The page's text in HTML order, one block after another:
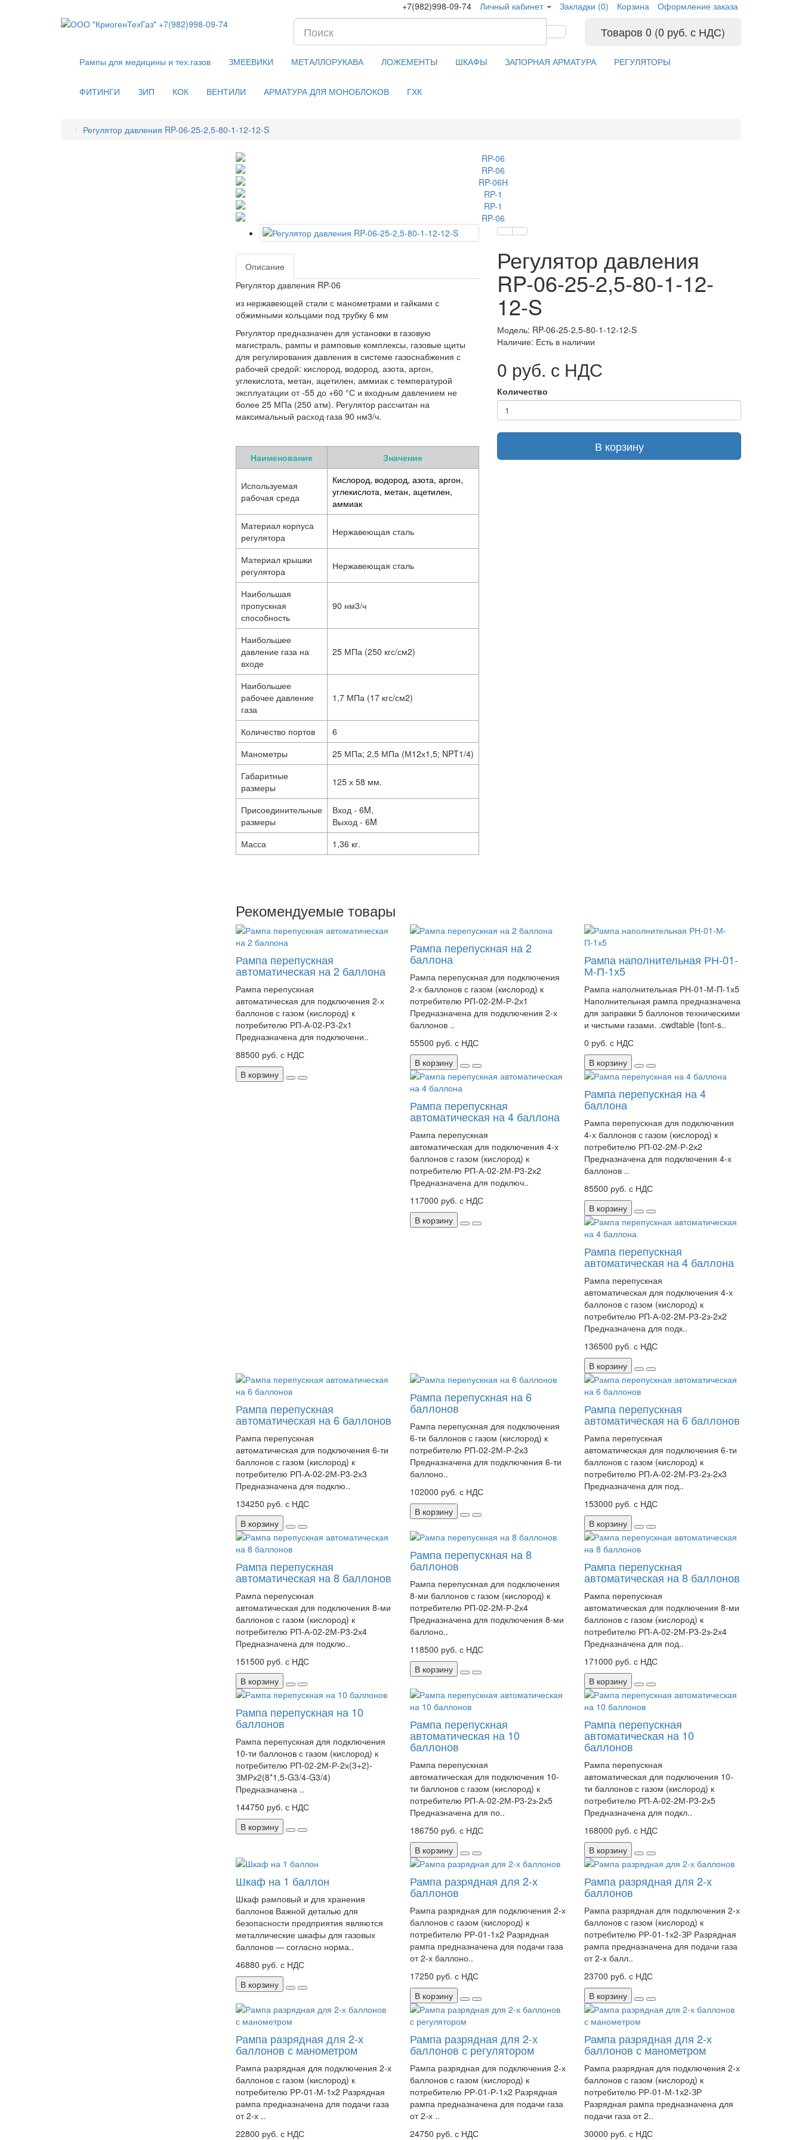
+7(982)998-09-74 Личный кабинет Закладки (0) Корзина Оформление заказа
Товаров 0 (0 руб. с НДС)
Рампы для медицины и тех.газов ЗМЕЕВИКИ МЕТАЛЛОРУКАВА ЛОЖЕМЕНТЫ ШКАФЫ ЗАПОРНАЯ АРМАТУРА РЕГУЛЯТОРЫ
ФИТИНГИ ЗИП КОК ВЕНТИЛИ АРМАТУРА ДЛЯ МОНОБЛОКОВ ГХК
Регулятор давления RP-06-25-2,5-80-1-12-12-S
Описание
Регулятор давления RP-06
из нержавеющей стали с манометрами и гайками с
обжимными кольцами под трубку 6 мм
Регулятор предназначен для установки в газовую
магистраль, рампы и рамповые комплексы, газовые щиты
для регулирования давления в системе газоснабжения с
рабочей средой: кислород, водород, азота, аргон,
углекислота, метан, ацетилен, аммиак с температурой
эксплуатации от -55 до +60 °С и входным давлением не
более 25 МПа (250 атм). Регулятор рассчитан на
максимальный расход газа 90 нм3/ч.
Наименование Значение
Используемая
рабочая среда
Кислород, водород, азота, аргон,
углекислота, метан, ацетилен,
аммиак
Материал корпуса
регулятора
Нержавеющая сталь
Материал крышки
регулятора
Нержавеющая сталь
Наибольшая
пропускная
способность
90 нм3/ч
Наибольшее
давление газа на
входе
25 МПа (250 кгс/см2)
Наибольшее
рабочее давление
газа
1,7 МПа (17 кгс/см2)
Количество портов
6
Манометры
25 МПа; 2,5 МПа (М12х1,5; NPT1/4)
Габаритные
размеры
125 х 58 мм.
Присоединительные
размеры
Вход - 6M,
Выход - 6M
Масса
1,36 кг.
Регулятор давления
RP-06-25-2,5-80-1-12-
12-S
Модель: RP-06-25-2,5-80-1-12-12-S
Наличие: Есть в наличии
0 руб. с НДС
Количество
В корзину
Рекомендуемые товары
Рампа перепускная
автоматическая на 2 баллона
Рампа перепускная
автоматическая для подключения 2-х
баллонов с газом (кислород) к
потребителю РП-А-02-Р3-2х1
Предназначена для подключени..
88500 руб. с НДС
В корзину
Рампа перепускная на 2
баллона
Рампа перепускная для подключения
2-х баллонов с газом (кислород) к
потребителю РП-02-2М-Р-2х1
Предназначена для подключения 2-х
баллонов ..
55500 руб. с НДС
В корзину
Рампа наполнительная РН-01-
М-П-1х5
Рампа наполнительная РН-01-М-П-1х5
Наполнительная рампа предназначена
для заправки 5 баллонов техническими
и чистыми газами. .cwdtable {font-s..
0 руб. с НДС
В корзину
Рампа перепускная
автоматическая на 4 баллона
Рампа перепускная
автоматическая для подключения 4-х
баллонов с газом (кислород) к
потребителю РП-А-02-2М-Р3-2х2
Предназначена для подключ..
117000 руб. с НДС
В корзину
Рампа перепускная на 4
баллона
Рампа перепускная для подключения
4-х баллонов с газом (кислород) к
потребителю РП-02-2М-Р-2х2
Предназначена для подключения 4-х
баллонов ..
85500 руб. с НДС
В корзину
Рампа перепускная
автоматическая на 4 баллона
Рампа перепускная
автоматическая для подключения 4-х
баллонов с газом (кислород) к
потребителю РП-А-02-2М-Р3-2з-2х2
Предназначена для подк..
136500 руб. с НДС
В корзину
Рампа перепускная
автоматическая на 6 баллонов
Рампа перепускная
автоматическая для подключения 6-ти
баллонов с газом (кислород) к
потребителю РП-А-02-2М-Р3-2х3
Предназначена для подклю..
134250 руб. с НДС
В корзину
Рампа перепускная на 6
баллонов
Рампа перепускная для подключения
6-ти баллонов с газом (кислород) к
потребителю РП-02-2М-Р-2х3
Предназначена для подключения 6-ти
баллоно..
102000 руб. с НДС
В корзину
Рампа перепускная
автоматическая на 6 баллонов
Рампа перепускная
автоматическая для подключения 6-ти
баллонов с газом (кислород) к
потребителю РП-А-02-2М-Р3-2з-2х3
Предназначена для под..
153000 руб. с НДС
В корзину
Рампа перепускная
автоматическая на 8 баллонов
Рампа перепускная
автоматическая для подключения 8-ми
баллонов с газом (кислород) к
потребителю РП-А-02-2М-Р3-2х4
Предназначена для подклю..
151500 руб. с НДС
В корзину
Рампа перепускная на 8
баллонов
Рампа перепускная для подключения
8-ми баллонов с газом (кислород) к
потребителю РП-02-2М-Р-2х4
Предназначена для подключения 8-ми
баллоно..
118500 руб. с НДС
В корзину
Рампа перепускная
автоматическая на 8 баллонов
Рампа перепускная
автоматическая для подключения 8-ми
баллонов с газом (кислород) к
потребителю РП-А-02-2М-Р3-2з-2х4
Предназначена для под..
171000 руб. с НДС
В корзину
Рампа перепускная на 10
баллонов
Рампа перепускная для подключения
10-ти баллонов с газом (кислород) к
потребителю РП-02-2М-Р-2х(3+2)-
ЗМРх2(8*1,5-G3/4-G3/4)
Предназначена ..
144750 руб. с НДС
В корзину
Рампа перепускная
автоматическая на 10
баллонов
Рампа перепускная
автоматическая для подключения 10-
ти баллонов с газом (кислород) к
потребителю РП-А-02-2М-Р3-2з-2х5
Предназначена для по..
186750 руб. с НДС
В корзину
Рампа перепускная
автоматическая на 10
баллонов
Рампа перепускная
автоматическая для подключения 10-
ти баллонов с газом (кислород) к
потребителю РП-А-02-2М-Р3-2х5
Предназначена для подкл..
168000 руб. с НДС
В корзину
Шкаф на 1 баллон
Шкаф рамповый и для хранения
баллонов Важной деталью для
безопасности предприятия являются
металлические шкафы для газовых
баллонов — согласно норма..
46880 руб. с НДС
В корзину
Рампа разрядная для 2-х
баллонов
Рампа разрядная для подключения 2-х
баллонов с газом (кислород) к
потребителю РР-01-1х2 Разрядная
рампа предназначена для подачи газа
от 2-х баллоно..
17250 руб. с НДС
В корзину
Рампа разрядная для 2-х
баллонов
Рампа разрядная для подключения 2-х
баллонов с газом (кислород) к
потребителю РР-01-1х2-ЗР Разрядная
рампа предназначена для подачи газа
от 2-х балл..
23700 руб. с НДС
В корзину
Рампа разрядная для 2-х
баллонов с манометром
Рампа разрядная для подключения 2-х
баллонов с газом (кислород) к
потребителю РР-01-М-1х2 Разрядная
рампа предназначена для подачи газа
от 2-х ..
22800 руб. с НДС
Рампа разрядная для 2-х
баллонов с регулятором
Рампа разрядная для подключения 2-х
баллонов с газом (кислород) к
потребителю РР-01-Р-1х2 Разрядная
рампа предназначена для подачи газа
от 2-х ..
24750 руб. с НДС
Рампа разрядная для 2-х
баллонов с манометром
Рампа разрядная для подключения 2-х
баллонов с газом (кислород) к
потребителю РР-01-М-1х2-ЗР
Разрядная рампа предназначена для
подачи газа от 2..
30000 руб. с НДС